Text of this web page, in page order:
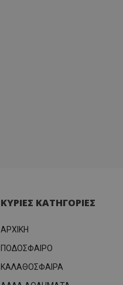
ΚΥΡΙΕΣ ΚΑΤΗΓΟΡΙΕΣ
ΑΡΧΙΚΗ
ΠΟΔΟΣΦΑΙΡΟ
ΚΑΛΑΘΟΣΦΑΙΡΑ